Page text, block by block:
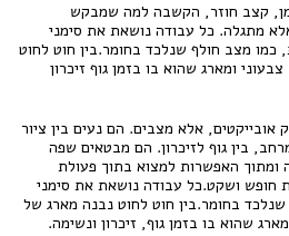
קצב חוזר, הקשבה למה שמבקש
מתגלה. כל עבודה נושאת את סימני
כמו מצב חולף שנלכד בחומר.בין חוט לחוט
ומארג שהוא בו בזמן גוף זיכרון
אובייקטים, אלא מצבים. הם נעים בין ציור
בין גוף לזיכרון. הם מבטאים שפה
ומתוך האפשרות למצוא בתוך פעולת
חופש ושקט.כל עבודה נושאת את סימני
בחומר.בין חוט לחוט נבנה מארג של
שהוא בו בזמן גוף, זיכרון ונשימה.